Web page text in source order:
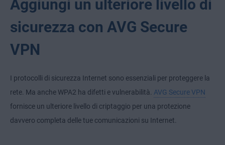
Aggiungi un ulteriore livello di
sicurezza con AVG Secure
VPN
I protocolli di sicurezza Internet sono essenziali per proteggere la
rete. Ma anche WPA2 ha difetti e vulnerabilità. AVG Secure VPN
fornisce un ulteriore livello di criptaggio per una protezione
davvero completa delle tue comunicazioni su Internet.